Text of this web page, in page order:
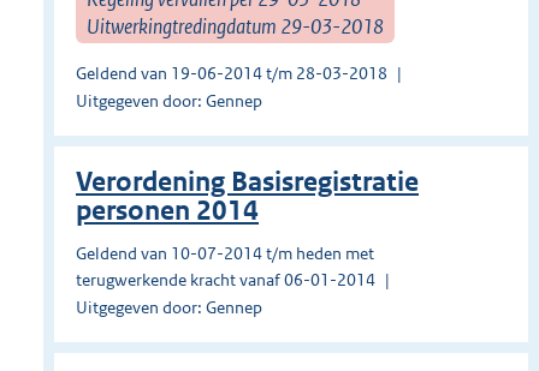
Uitwerkingtredingdatum 29-03-2018
Geldend van 19-06-2014 t/m 28-03-2018
Uitgegeven door: Gennep
Verordening Basisregistratie
personen 2014
Geldend van 10-07-2014 t/m heden met
terugwerkende kracht vanaf 06-01-2014
Uitgegeven door: Gennep